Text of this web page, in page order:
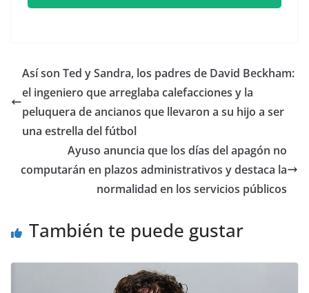
​Así son Ted y Sandra, los padres de David Beckham:
el ingeniero que arreglaba calefacciones y la
peluquera de ancianos que llevaron a su hijo a ser
una estrella del fútbol
Ayuso anuncia que los días del apagón no
computarán en plazos administrativos y destaca la
normalidad en los servicios públicos
También te puede gustar